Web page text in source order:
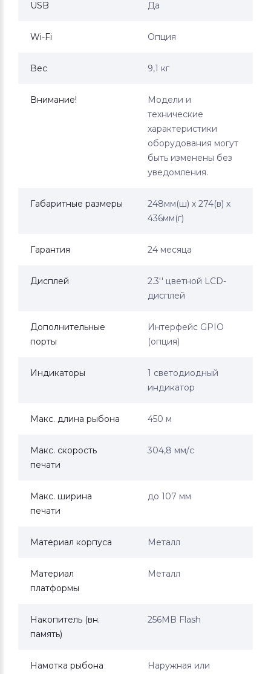
USB Да
Wi-Fi Опция
Вес 9,1 кг
Внимание!
Модели и
технические
характеристики
оборудования могут
быть изменены без
уведомления.
Габаритные размеры
248мм(ш) х 274(в) х
436мм(г)
Гарантия 24 месяца
Дисплей
2.3'' цветной LCD-
дисплей
Дополнительные
порты
Интерфейс GPIO
(опция)
Индикаторы
1 светодиодный
индикатор
Макс. длина рыбона 450 м
Макс. скорость
печати
304,8 мм/с
Макс. ширина
печати
до 107 мм
Материал корпуса Металл
Материал
платформы
Металл
Накопитель (вн.
память)
256МB Flash
Намотка рыбона
Наружная или